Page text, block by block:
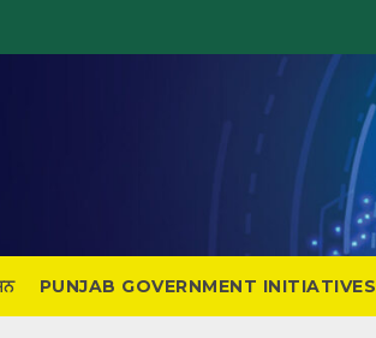
PUNJAB GOVERNMENT INITIATIVES